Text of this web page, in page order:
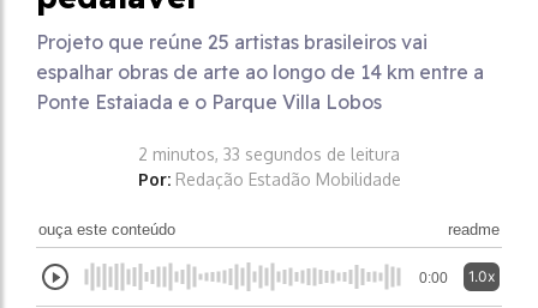
Projeto que reúne 25 artistas brasileiros vai
espalhar obras de arte ao longo de 14 km entre a
Ponte Estaiada e o Parque Villa Lobos
2 minutos, 33 segundos de leitura
Por: Redação Estadão Mobilidade
ouça este conteúdo readme
0:00 1.0x